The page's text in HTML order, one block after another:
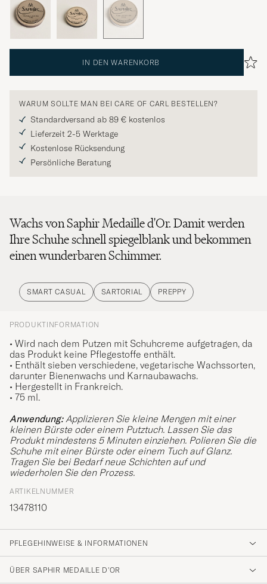
IN DEN WARENKORB
WARUM SOLLTE MAN BEI CARE OF CARL BESTELLEN?
Standardversand ab 89 € kostenlos
Lieferzeit 2-5 Werktage
Kostenlose Rücksendung
Persönliche Beratung
Wachs von Saphir Medaille d'Or. Damit werden
Ihre Schuhe schnell spiegelblank und bekommen
einen wunderbaren Schimmer.
SMART CASUAL SARTORIAL PREPPY
PRODUKTINFORMATION
• Wird nach dem Putzen mit Schuhcreme aufgetragen, da
das Produkt keine Pflegestoffe enthält.
• Enthält sieben verschiedene, vegetarische Wachssorten,
darunter Bienenwachs und Karnaubawachs.
• Hergestellt in Frankreich.
• 75 ml.
Anwendung:Applizieren Sie kleine Mengen mit einer
kleinen Bürste oder einem Putztuch. Lassen Sie das
Produkt mindestens 5 Minuten einziehen. Polieren Sie die
Schuhe mit einer Bürste oder einem Tuch auf Glanz.
Tragen Sie bei Bedarf neue Schichten auf und
wiederholen Sie den Prozess.
ARTIKELNUMMER
13478110
PFLEGEHINWEISE & INFORMATIONEN
ÜBER SAPHIR MEDAILLE D'OR